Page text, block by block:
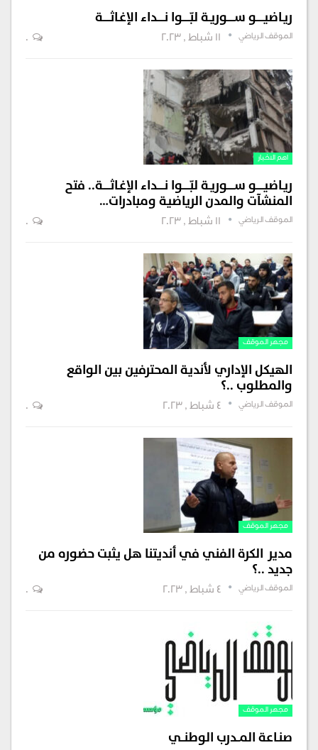
ريـاضيـــــو ســـــوريـة لبّـــــوا نـــــداء الإغـاثـــــة
الموقف الرياضي 0
اهم الاخبار
ريـاضيـــــو ســـــوريـة لبّـــــوا نـــــداء الإغـاثـــــة.. فتح
المنشآت والمدن الرياضية ومبادرات…
الموقف الرياضي 0
مجهر الموقف
الهيكل الإداري لأندية المحترفين بين الواقع
والمطلوب ..؟
الموقف الرياضي 0
مجهر الموقف
مدير الكرة الفني في أنديتنا هل يثبت حضوره من
جديد ..؟
الموقف الرياضي 0
مجهر الموقف
صنـاعة المــدرب الوطنــي